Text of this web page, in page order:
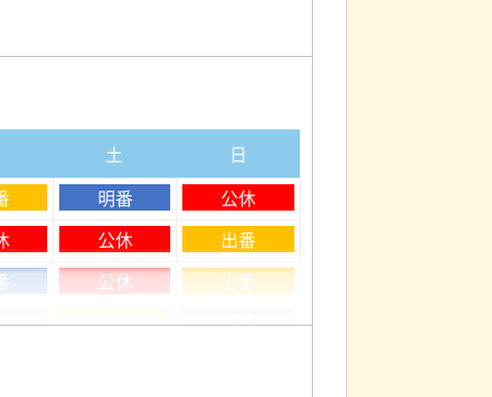
てくれるのが、陣痛タクシーで
があり、タクシー乗務員未経験・初
土
日
明番
公休
公休
出番
公休
出番
出番
明番